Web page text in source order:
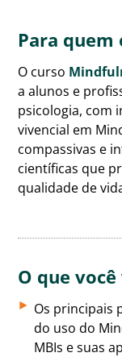
Para quem
O curso
a alunos e
psicologia, com
vivencial em
compassivas e
científicas que
qualidade de
O que
Os principais
do uso do
MBIs e suas